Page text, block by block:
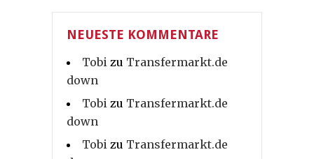
NEUESTE KOMMENTARE
Tobi zu Transfermarkt.de
down
Tobi zu Transfermarkt.de
down
Tobi zu Transfermarkt.de